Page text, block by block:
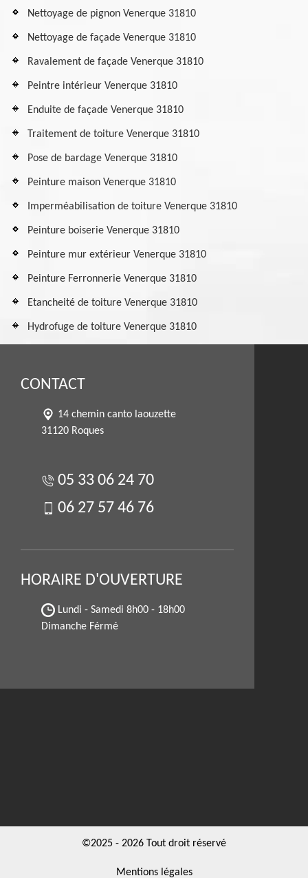
Nettoyage de pignon Venerque 31810
Nettoyage de façade Venerque 31810
Ravalement de façade Venerque 31810
Peintre intérieur Venerque 31810
Enduite de façade Venerque 31810
Traitement de toiture Venerque 31810
Pose de bardage Venerque 31810
Peinture maison Venerque 31810
Imperméabilisation de toiture Venerque 31810
Peinture boiserie Venerque 31810
Peinture mur extérieur Venerque 31810
Peinture Ferronnerie Venerque 31810
Etancheité de toiture Venerque 31810
Hydrofuge de toiture Venerque 31810
CONTACT
14 chemin canto laouzette
31120 Roques
05 33 06 24 70
06 27 57 46 76
HORAIRE D'OUVERTURE
Lundi - Samedi 8h00 - 18h00
Dimanche Férmé
©2025 - 2026 Tout droit réservé
Mentions légales